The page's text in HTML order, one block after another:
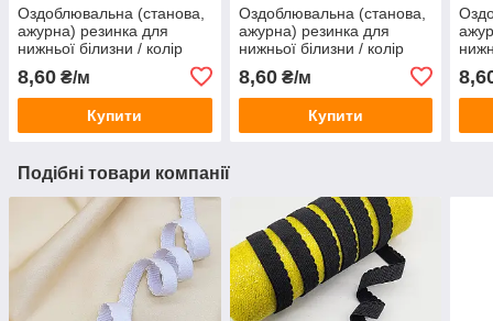
Оздоблювальна (станова,
ажурна) резинка для
нижньої білизни / колір
1,5 см / замовлення від 1
метра
8,60 ₴/м
Купити
Оздоблювальна (станова,
ажурна) резинка для
нижньої білизни / колір
БІЛИЙ / ширина 1,5 см /
замовлення від 1 метра
8,60₴/м
Купити
см /
Подібні товари компанії